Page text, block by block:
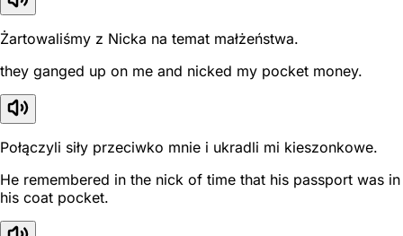
Żartowaliśmy z Nicka na temat małżeństwa.
they ganged up on me and nicked my pocket money.
Połączyli siły przeciwko mnie i ukradli mi kieszonkowe.
He remembered in the nick of time that his passport was in
his coat pocket.